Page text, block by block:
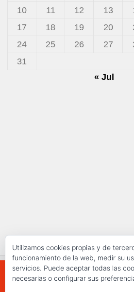
10
11 12 13
17
18 19 20
24
25 26 27
31
« Jul
Utilizamos cookies propias y de
funcionamiento de la web, medir su
servicios. Puede aceptar todas las
necesarias o configurar sus